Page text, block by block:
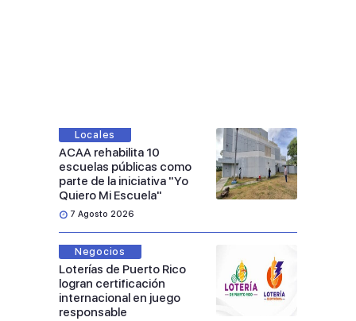
Locales
ACAA rehabilita 10
escuelas públicas como
parte de la iniciativa "Yo
Quiero Mi Escuela"
7 Agosto 2026
Negocios
Loterías de Puerto Rico
logran certificación
internacional en juego
responsable